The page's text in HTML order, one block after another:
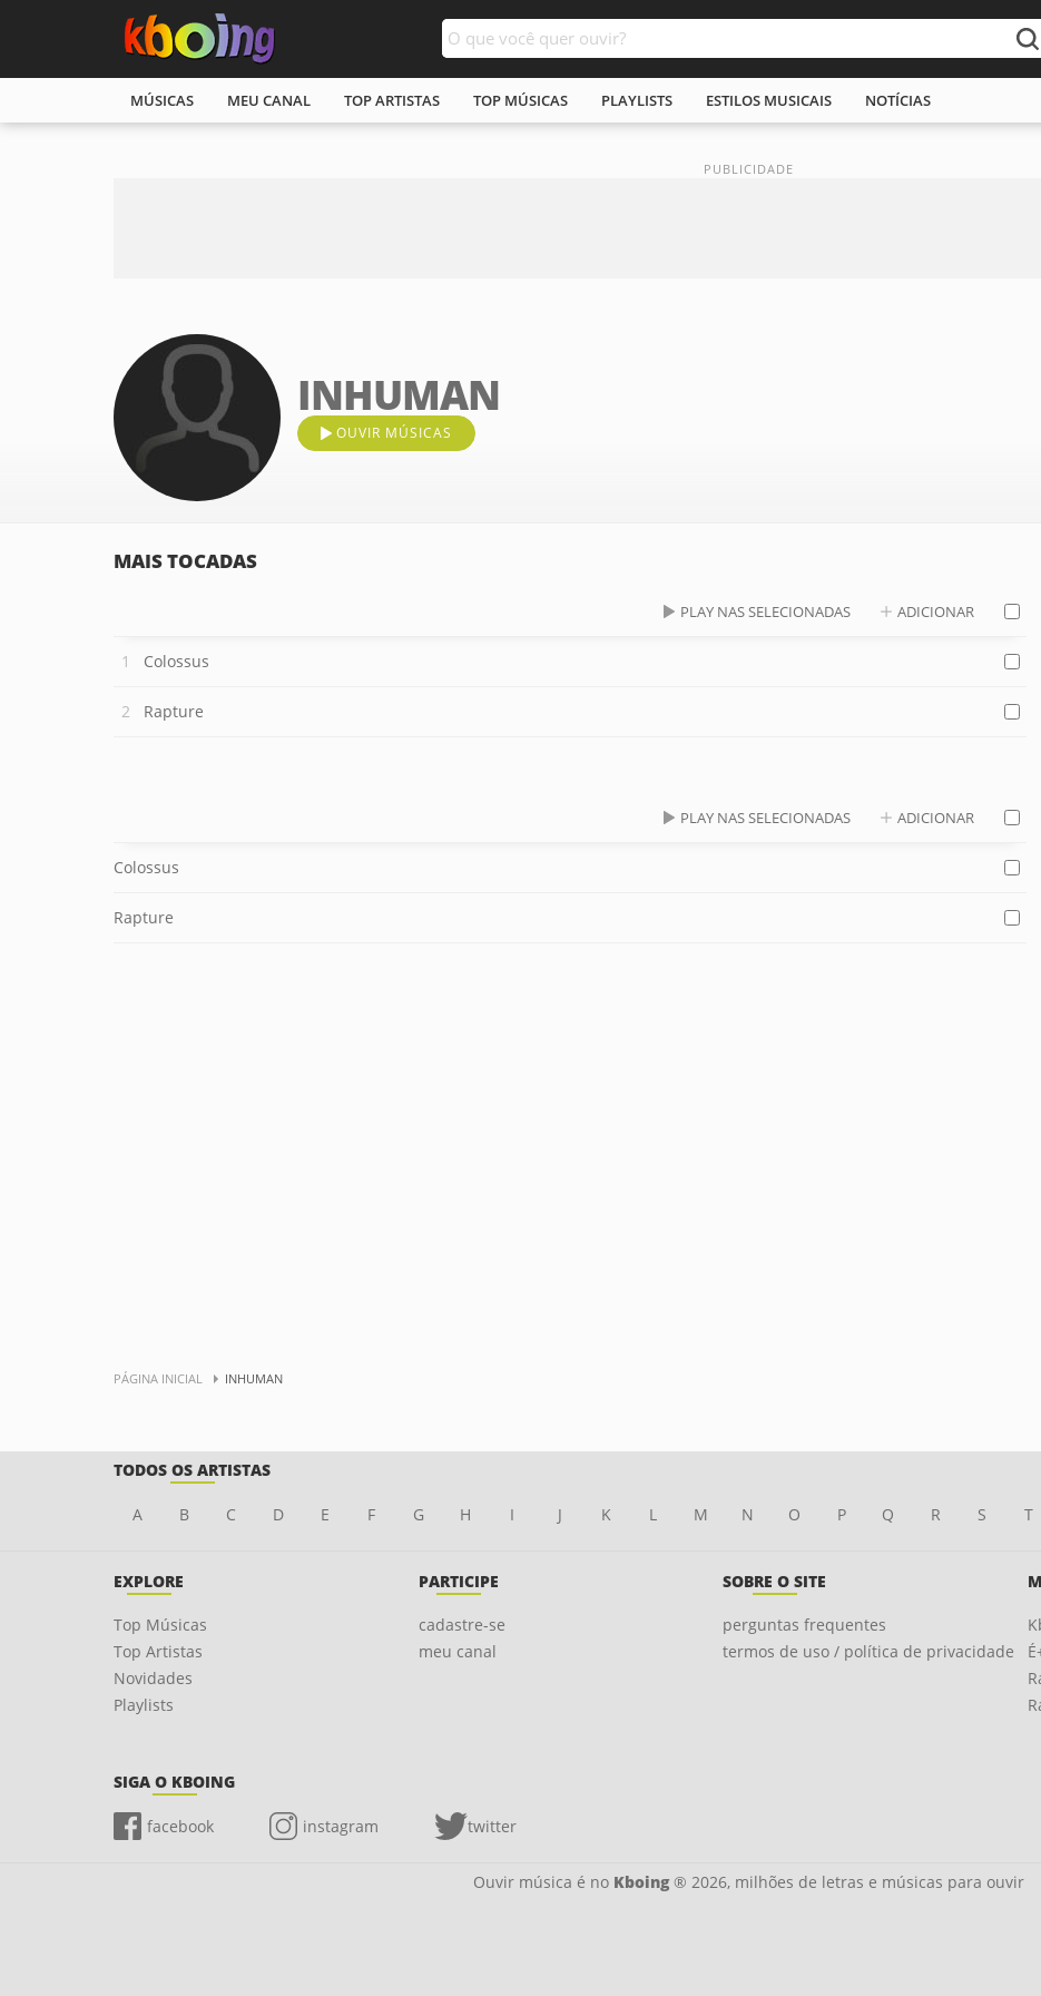
MÚSICAS MEU CANAL TOP ARTISTAS TOP MÚSICAS PLAYLISTS ESTILOS MUSICAIS NOTÍCIAS
INHUMAN
OUVIR MÚSICAS
MAIS TOCADAS
PLAY NAS SELECIONADAS ADICIONAR
Colossus
Rapture
PLAY NAS SELECIONADAS ADICIONAR
Colossus
Rapture
PÁGINA INICIAL INHUMAN
TODOS OS ARTISTAS
A B C D E F G H I J K L M N O P Q R S T
EXPLORE
Top Músicas
Top Artistas
Novidades
Playlists
PARTICIPE
cadastre-se
meu canal
SOBRE O SITE
perguntas frequentes
termos de uso / política de privacidade
SIGA O KBOING
facebook instagram twitter
Ouvir música é no Kboing® 2026, milhões de letras e músicas para ouvir